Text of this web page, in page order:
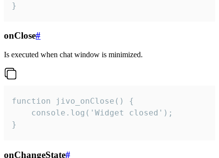
}
onClose#
Is executed when chat window is minimized.
function jivo_onClose() {
    console.log('Widget closed');
}
onChangeState#